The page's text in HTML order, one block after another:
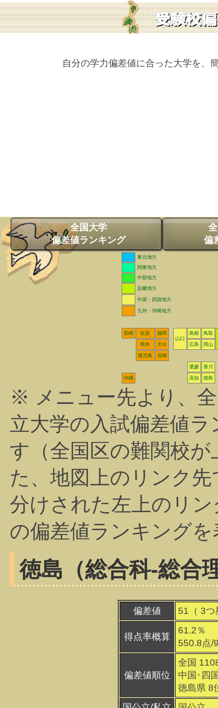
自分の学力偏差値に合った大学を、
全国大学
偏差値ランキング
偏
東北地方
関東地方
中部地方
近畿地方
中国・四国地方
九州・沖縄地方
長崎 佐賀
福岡
山口
島根
鳥取
熊本
大分 広島 岡山
鹿児島 宮崎
愛媛 香川
沖縄 高知 徳島
※ メニュー先より、
立大学の入試偏差値
す（全国区の難関校
た、地図上のリンク
分けされた左上のリ
の偏差値ランキング
徳島（総合科-総合
偏差値 51（ 3つ
得点率概算
61.2％
550.8点/
偏差値順位
全国
中国･四
徳島県 8